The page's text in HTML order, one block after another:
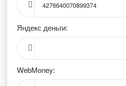
4276640070899374
Яндекс деньги:
WebMoney: